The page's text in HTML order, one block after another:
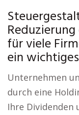
für viele
ein
Unternehmen
durch eine
Ihre